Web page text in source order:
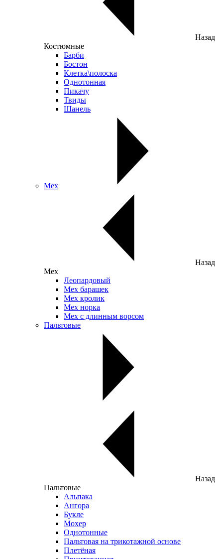
Назад
Костюмные
Барби
Бостон
Клетка\полоска
Однотонная
Пикачу
Твиды
Шанель
Мех
Назад
Мех
Леопардовый
Мех барашек
Мех кролик
Мех норка
Мех с длинным ворсом
Пальтовые
Назад
Пальтовые
Альпака
Ангора
Букле
Мохер
Однотонные
Пальтовая на трикотажной основе
Плетёная